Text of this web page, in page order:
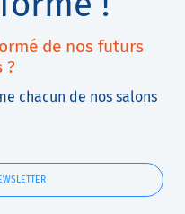
de nos futurs
?
chacun de nos salons